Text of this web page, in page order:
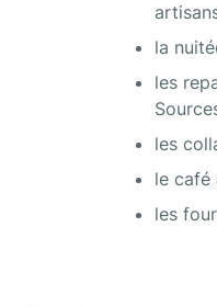
la
les
les
le café
les